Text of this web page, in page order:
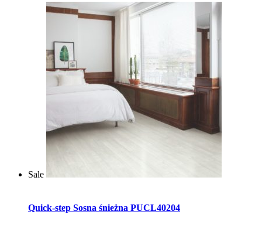
Sale
Quick-step Sosna śnieżna PUCL40204